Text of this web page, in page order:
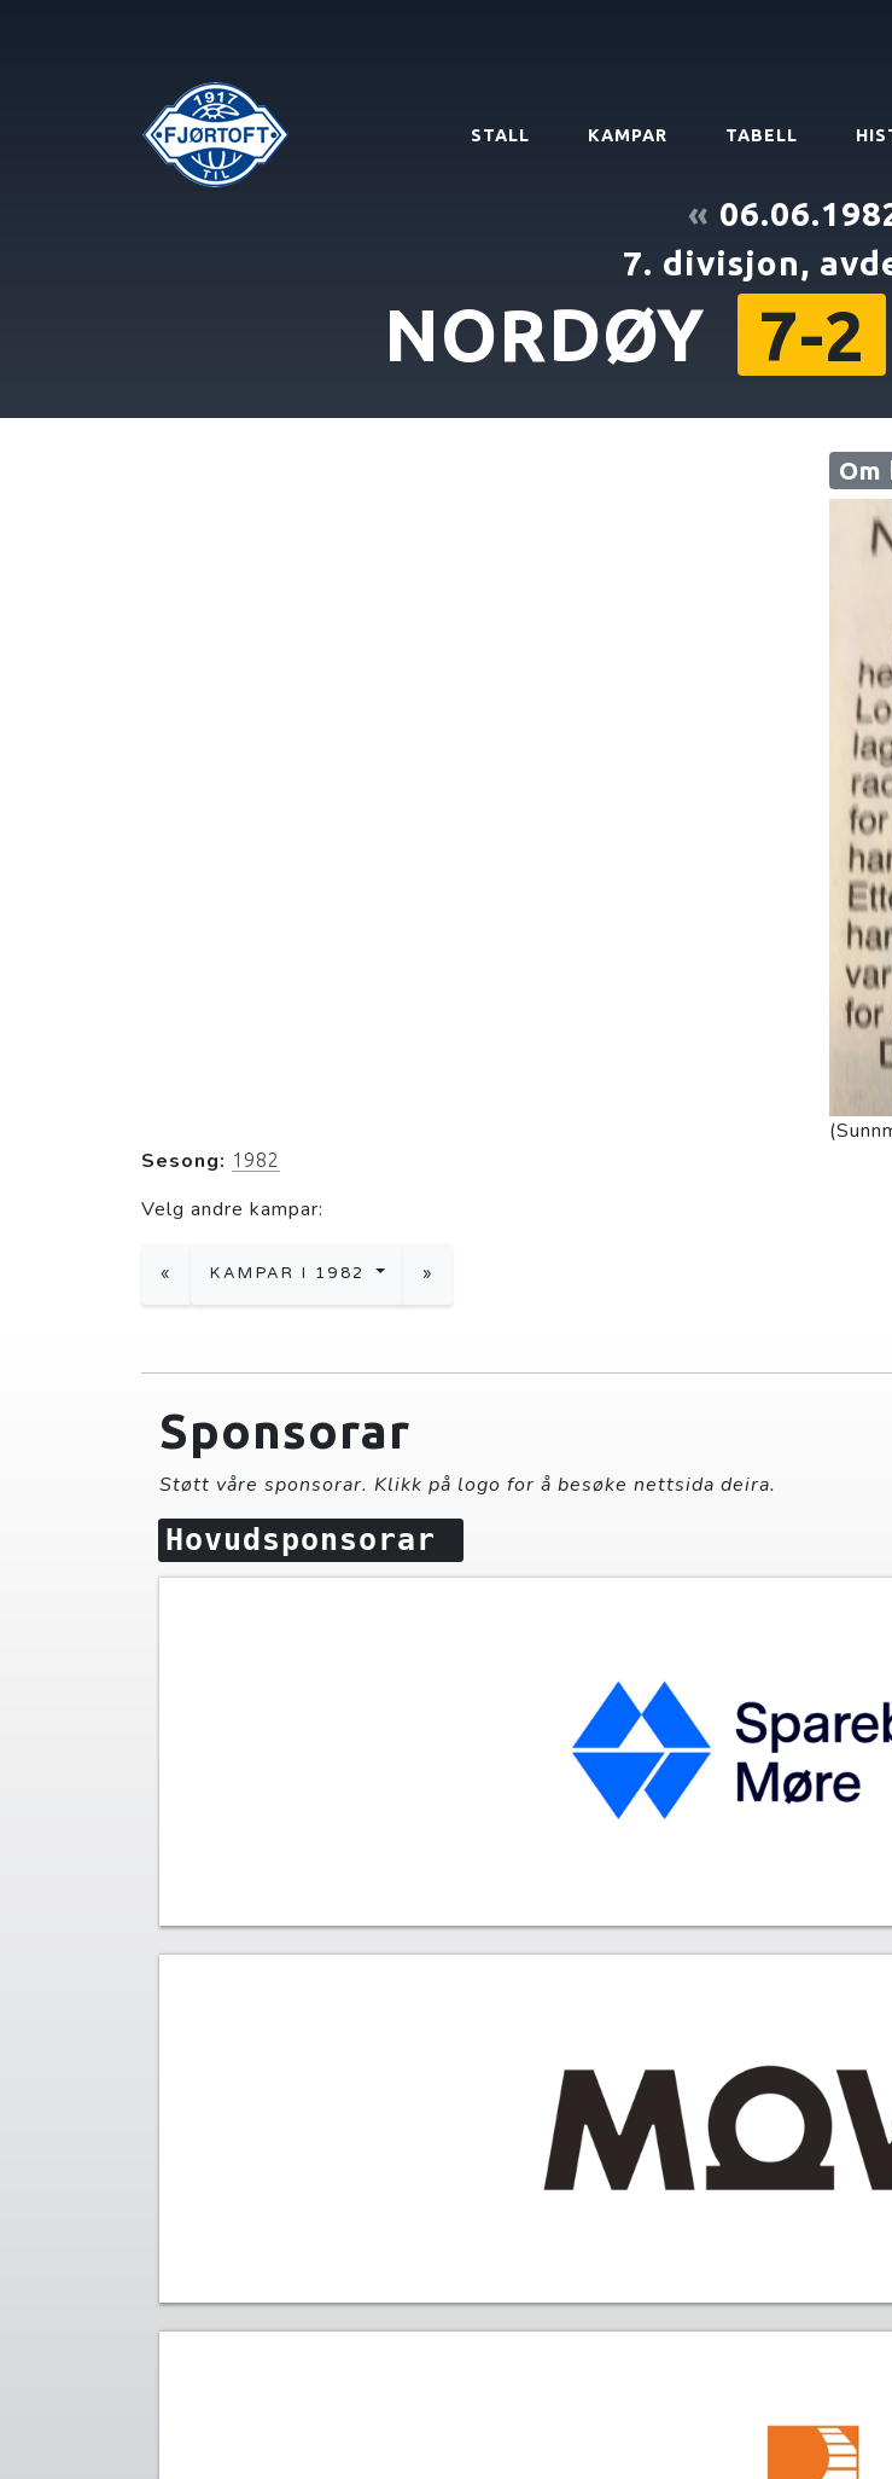
STALL KAMPAR TABELL
«
7. divisjon,
NORDØY 7-2
Om
Sesong: 1982
Velg andre kampar:
« KAMPAR I 1982 »
Sponsorar
Støtt våre sponsorar. Klikk på logo for å besøke nettsida deira.
Hovudsponsorar